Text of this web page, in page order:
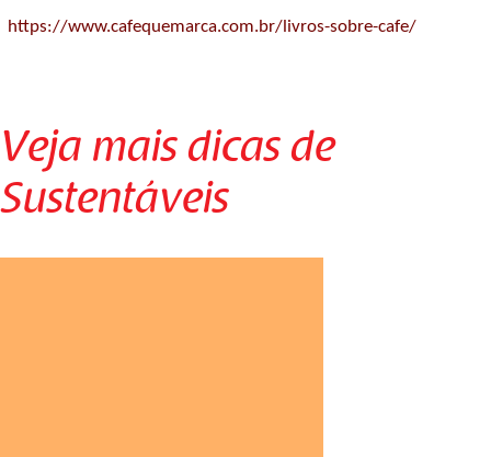
https://www.cafequemarca.com.br/livros-sobre-cafe/
Veja mais dicas de
Sustentáveis